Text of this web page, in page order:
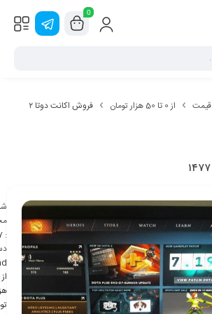
0
قیمت از 0 تا 50 هزار تومان
فروش اکانت دوتا ۲
: